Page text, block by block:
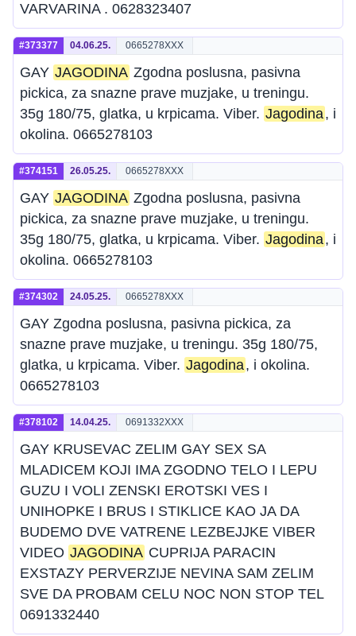
VARVARINA . 0628323407
#373377 04.06.25. 0665278XXX
GAY JAGODINA Zgodna poslusna, pasivna
pickica, za snazne prave muzjake, u treningu.
35g 180/75, glatka, u krpicama. Viber. Jagodina, i
okolina. 0665278103
#374151 26.05.25. 0665278XXX
GAY JAGODINA Zgodna poslusna, pasivna
pickica, za snazne prave muzjake, u treningu.
35g 180/75, glatka, u krpicama. Viber. Jagodina, i
okolina. 0665278103
#374302 24.05.25. 0665278XXX
GAY Zgodna poslusna, pasivna pickica, za
snazne prave muzjake, u treningu. 35g 180/75,
glatka, u krpicama. Viber. Jagodina, i okolina.
0665278103
#378102 14.04.25. 0691332XXX
GAY KRUSEVAC ZELIM GAY SEX SA
MLADICEM KOJI IMA ZGODNO TELO I LEPU
GUZU I VOLI ZENSKI EROTSKI VES I
UNIHOPKE I BRUS I STIKLICE KAO JA DA
BUDEMO DVE VATRENE LEZBEJJKE VIBER
VIDEO JAGODINA CUPRIJA PARACIN
EXSTAZY PERVERZIJE NEVINA SAM ZELIM
SVE DA PROBAM CELU NOC NON STOP TEL
0691332440